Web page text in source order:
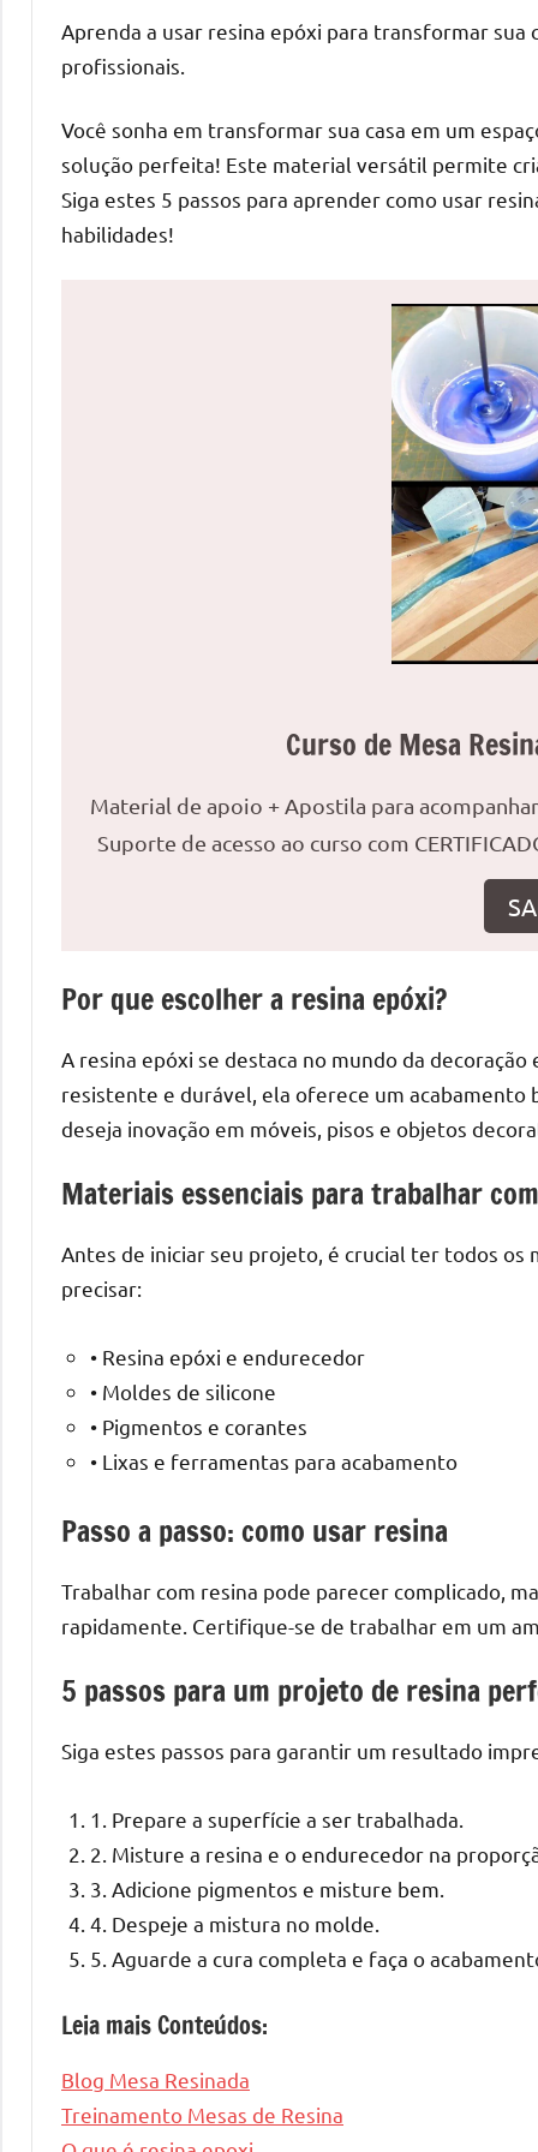
resina
e
mesas
cascata
resinadas.
Quer
esteja
à
procura
de
uma
mesa
redonda
para
uma
de
jantar
lugares,
você
tudo
para
transformar
é
em
as
e
tendências
para
de
resinada
qualidade,
Aprenda a usar resina epóxi para transformar sua
profissionais.
Você sonha em transformar sua casa em um
solução perfeita! Este material versátil permite
Siga estes 5 passos para aprender como usar
habilidades!
Curso de Mesa
Material de apoio + Apostila para
Suporte de acesso ao curso com
Por que escolher a resina epóxi?
A resina epóxi se destaca no mundo da
resistente e durável, ela oferece um
deseja inovação em móveis, pisos e objetos
Materiais essenciais para trabalhar
Antes de iniciar seu projeto, é crucial ter todos os
precisar:
• Resina epóxi e endurecedor
• Moldes de silicone
• Pigmentos e corantes
• Lixas e ferramentas para acabamento
Passo a passo: como usar resina
Trabalhar com resina pode parecer complicado,
rapidamente. Certifique-se de trabalhar em um
5 passos para um projeto de resina
Siga estes passos para garantir um resultado
1. Prepare a superfície a ser trabalhada.
2. Misture a resina e o endurecedor na
3. Adicione pigmentos e misture bem.
4. Despeje a mistura no molde.
5. Aguarde a cura completa e faça o
Leia mais Conteúdos:
Blog Mesa Resinada
Treinamento Mesas de Resina